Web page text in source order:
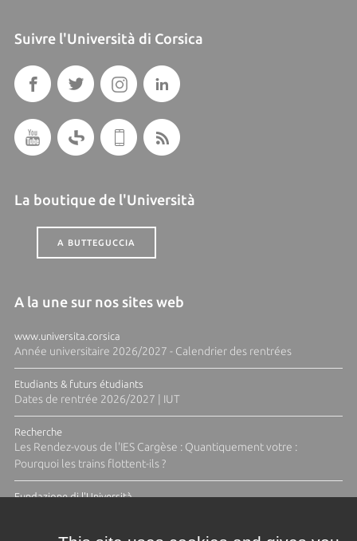
Suivre l'Università di Corsica
La boutique de l'Università
A BUTTEGUCCIA
A la une sur nos sites web
www.universita.corsica
Année universitaire 2026/2027 - Calendrier des rentrées
Etudiants & futurs étudiants
Dates de rentrée 2026/2027 | IUT
Recherche
Les Rendez-vous de l'IES Cargèse : Quantiquement votre :
Pourquoi les trains flottent-ils ?
Fundazione di l'Università